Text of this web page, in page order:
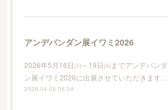
アンデパンダン展イワミ2026
2026年5月16日㈯～19日㈫までアンデパンダ
ン展イワミ2026に出展させていただきます…
2026.04.09 06:54